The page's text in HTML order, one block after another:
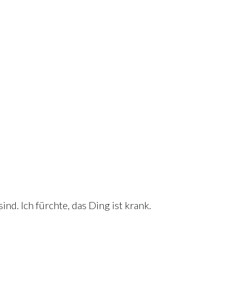
Ich fürchte, das Ding ist krank.